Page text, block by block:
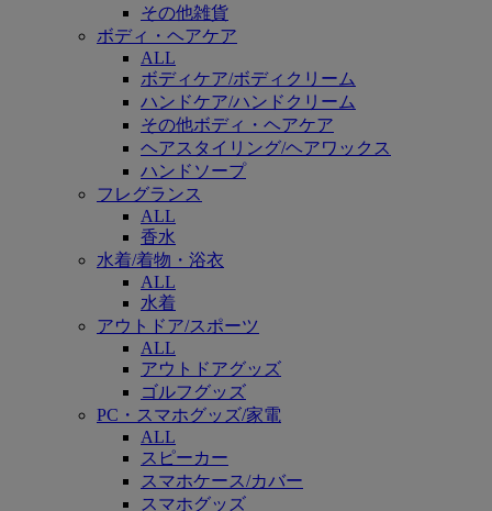
その他雑貨
ボディ・ヘアケア
ALL
ボディケア/ボディクリーム
ハンドケア/ハンドクリーム
その他ボディ・ヘアケア
ヘアスタイリング/ヘアワックス
ハンドソープ
フレグランス
ALL
香水
水着/着物・浴衣
ALL
水着
アウトドア/スポーツ
ALL
アウトドアグッズ
ゴルフグッズ
PC・スマホグッズ/家電
ALL
スピーカー
スマホケース/カバー
スマホグッズ